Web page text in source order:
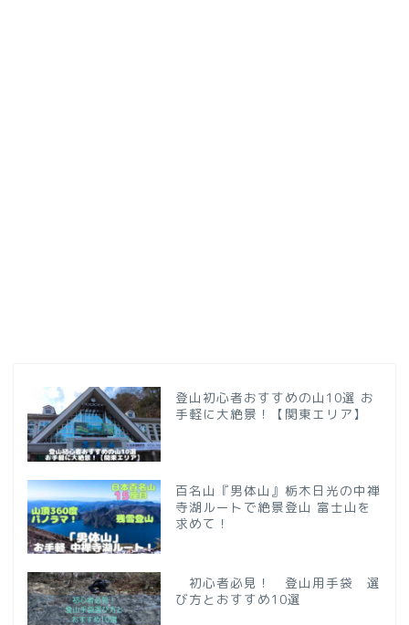
登山初心者おすすめの山10選 お
手軽に大絶景！【関東エリア】
百名山『男体山』栃木日光の中禅
寺湖ルートで絶景登山 富士山を
求めて！
初心者必見！ 登山用手袋 選
び方とおすすめ10選